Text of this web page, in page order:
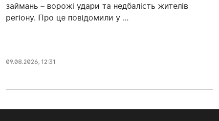
займань – ворожі удари та недбалість жителів
регіону. Про це повідомили у ...
09.08.2026, 12:31